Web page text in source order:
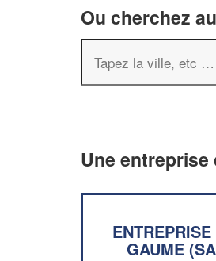
Ou cherchez
Une
GAUME